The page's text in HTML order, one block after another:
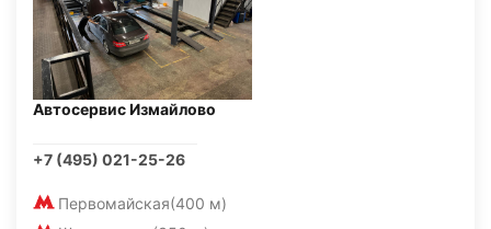
Автосервис Измайлово
+7 (495) 021-25-26
Первомайская(400 м)